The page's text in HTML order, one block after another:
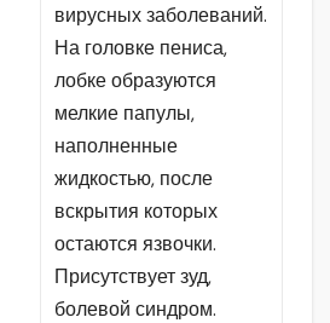
вирусных заболеваний.
На головке пениса,
лобке образуются
мелкие папулы,
наполненные
жидкостью, после
вскрытия которых
остаются язвочки.
Присутствует зуд,
болевой синдром.